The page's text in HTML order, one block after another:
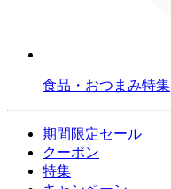
食品・おつまみ特集
期間限定セール
クーポン
特集